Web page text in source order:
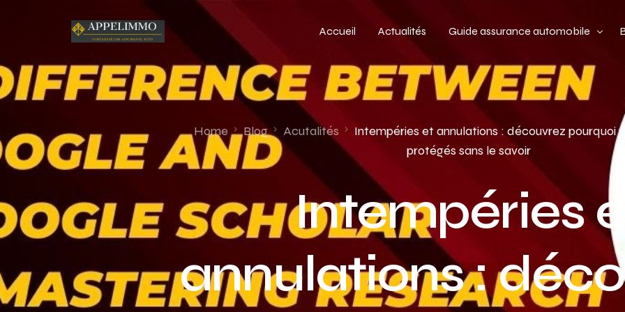
Accueil Actualités Guide assurance automobile
Types de véhicules
Profil de conducteur
Budget assurance automobile
Home Blog Acutalités
Intempéries et annulations : découvrez pourquoi
protégés sans le savoir
Intempéries
annulations :